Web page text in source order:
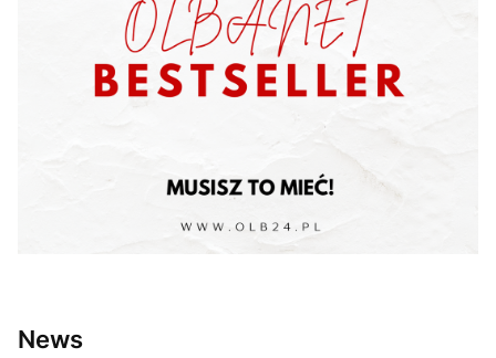
News